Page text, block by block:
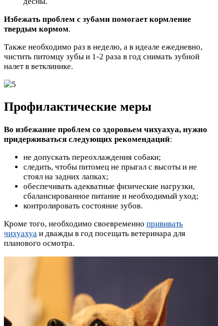
Избежать проблем с зубами помогает кормление
твердым кормом.
Также необходимо раз в неделю, а в идеале ежедневно,
чистить питомцу зубы и 1-2 раза в год снимать зубной
налет в ветклинике.
Профилактические меры
Во избежание проблем со здоровьем чихуахуа, нужно
придерживаться следующих рекомендаций:
не допускать переохлаждения собаки;
следить, чтобы питомец не прыгал с высоты и не
стоял на задних лапках;
обеспечивать адекватные физические нагрузки,
сбалансированное питание и необходимый уход;
контролировать состояние зубов.
Кроме того, необходимо своевременно прививать
чихуахуа и дважды в год посещать ветеринара для
планового осмотра.